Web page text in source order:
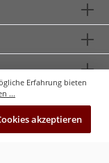
und ggf.
angegeben.
Erfahrung bieten
...
akzeptieren